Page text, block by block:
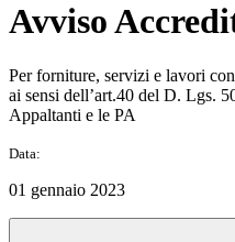
Avviso
Per forniture, servizi e lavori
ai sensi dell’art.40 del D. Lgs.
Appaltanti e le PA
Data:
01 gennaio 2023